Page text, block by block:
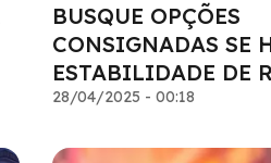
BUSQUE OPÇÕES
CONSIGNADAS SE
ESTABILIDADE DE
28/04/2025 - 00:18